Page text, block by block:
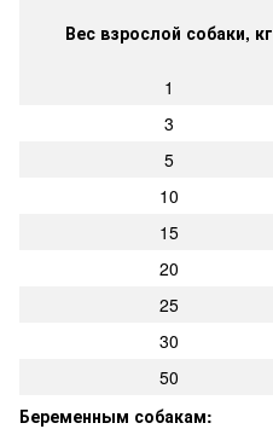
Вес взрослой собаки, кг
1
3
5
10
15
20
25
30
50
Беременным собакам: